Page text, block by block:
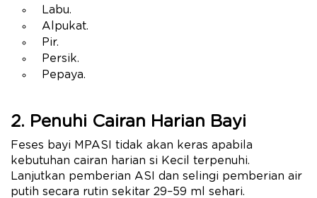
Labu.
Alpukat.
Pir.
Persik.
Pepaya.
2. Penuhi Cairan Harian Bayi
Feses bayi MPASI tidak akan keras apabila
kebutuhan cairan harian si Kecil terpenuhi.
Lanjutkan pemberian ASI dan selingi pemberian air
putih secara rutin sekitar 29–59 ml sehari.